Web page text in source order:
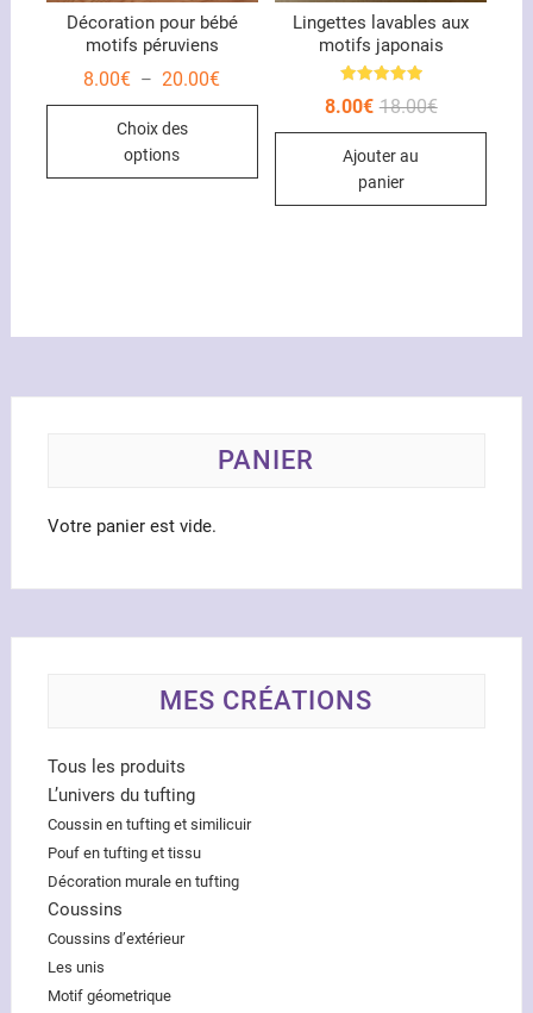
Décoration pour bébé
motifs péruviens
8.00€ – 20.00€Plage
prix :
Choix des
options
Ce
produit
être
sur
page
Lingettes lavables aux
motifs japonais
5.0018.00€Le
initial
8.00€
Le
actuel
Ajouter au
panier
PANIER
Votre panier est vide.
MES CRÉATIONS
Tous les produits
L’univers du tufting
Coussin en tufting et similicuir
Pouf en tufting et tissu
Décoration murale en tufting
Coussins
Coussins d’extérieur
Les unis
Motif géometrique